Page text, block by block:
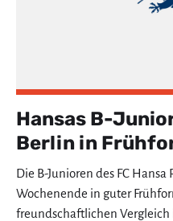
Hansas B-
Berlin in
Die B-Junioren des FC Hansa
Wochenende in guter
freundschaftlichen